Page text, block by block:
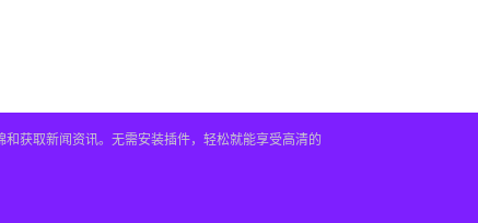
获取新闻资讯。无需安装插件，轻松就能享受高清的